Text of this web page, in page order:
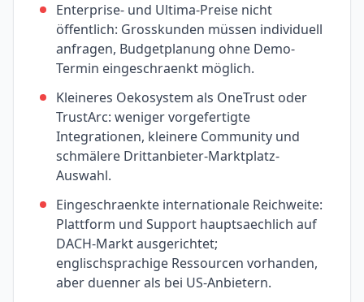
Enterprise- und Ultima-Preise nicht
öffentlich: Grosskunden müssen individuell
anfragen, Budgetplanung ohne Demo-
Termin eingeschraenkt möglich.
Kleineres Oekosystem als OneTrust oder
TrustArc: weniger vorgefertigte
Integrationen, kleinere Community und
schmälere Drittanbieter-Marktplatz-
Auswahl.
Eingeschraenkte internationale Reichweite:
Plattform und Support hauptsaechlich auf
DACH-Markt ausgerichtet;
englischsprachige Ressourcen vorhanden,
aber duenner als bei US-Anbietern.